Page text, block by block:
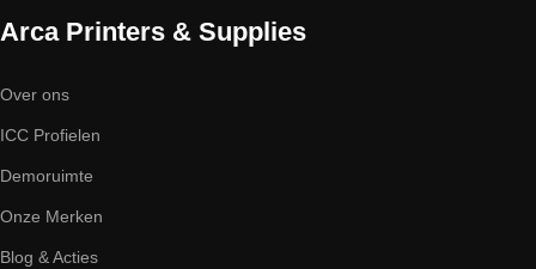
Arca Printers & Supplies
Over ons
ICC Profielen
Demoruimte
Onze Merken
Blog & Acties